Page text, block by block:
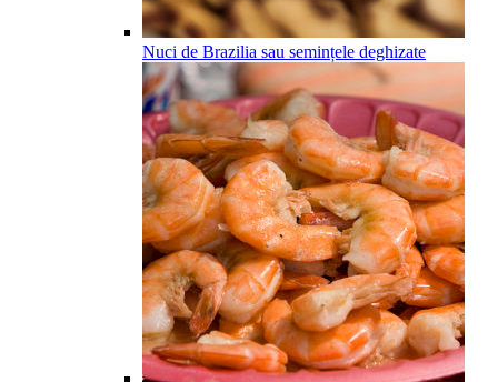
Nuci de Brazilia sau semințele deghizate